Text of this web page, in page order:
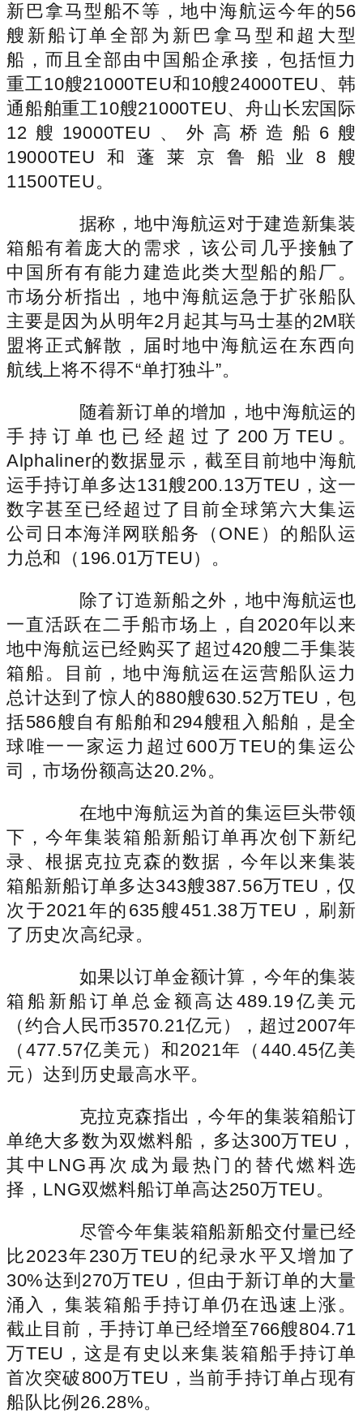
新巴拿马型船不等，地中海航运今年的56
艘新船订单全部为新巴拿马型和超大型
船，而且全部由中国船企承接，包括恒力
重工10艘21000TEU和10艘24000TEU、韩
通船舶重工10艘21000TEU、舟山长宏国际
12艘19000TEU、外高桥造船6艘
19000TEU和蓬莱京鲁船业8艘
11500TEU。
据称，地中海航运对于建造新集装
箱船有着庞大的需求，该公司几乎接触了
中国所有有能力建造此类大型船的船厂。
市场分析指出，地中海航运急于扩张船队
主要是因为从明年2月起其与马士基的2M联
盟将正式解散，届时地中海航运在东西向
航线上将不得不“单打独斗”。
随着新订单的增加，地中海航运的
手持订单也已经超过了200万TEU。
Alphaliner的数据显示，截至目前地中海航
运手持订单多达131艘200.13万TEU，这一
数字甚至已经超过了目前全球第六大集运
公司日本海洋网联船务（ONE）的船队运
力总和（196.01万TEU）。
除了订造新船之外，地中海航运也
一直活跃在二手船市场上，自2020年以来
地中海航运已经购买了超过420艘二手集装
箱船。目前，地中海航运在运营船队运力
总计达到了惊人的880艘630.52万TEU，包
括586艘自有船舶和294艘租入船舶，是全
球唯一一家运力超过600万TEU的集运公
司，市场份额高达20.2%。
在地中海航运为首的集运巨头带领
下，今年集装箱船新船订单再次创下新纪
录、根据克拉克森的数据，今年以来集装
箱船新船订单多达343艘387.56万TEU，仅
次于2021年的635艘451.38万TEU，刷新
了历史次高纪录。
如果以订单金额计算，今年的集装
箱船新船订单总金额高达489.19亿美元
（约合人民币3570.21亿元），超过2007年
（477.57亿美元）和2021年（440.45亿美
元）达到历史最高水平。
克拉克森指出，今年的集装箱船订
单绝大多数为双燃料船，多达300万TEU，
其中LNG再次成为最热门的替代燃料选
择，LNG双燃料船订单高达250万TEU。
尽管今年集装箱船新船交付量已经
比2023年230万TEU的纪录水平又增加了
30%达到270万TEU，但由于新订单的大量
涌入，集装箱船手持订单仍在迅速上涨。
截止目前，手持订单已经增至766艘804.71
万TEU，这是有史以来集装箱船手持订单
首次突破800万TEU，当前手持订单占现有
船队比例26.28%。